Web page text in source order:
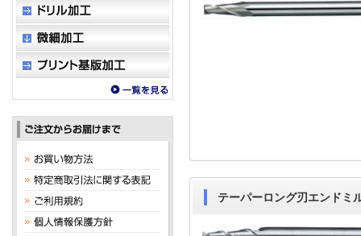
テーパーロング刃エンドミ